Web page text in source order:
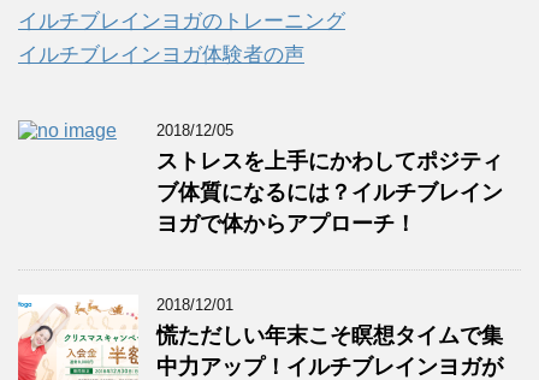
イルチブレインヨガのトレーニング
イルチブレインヨガ体験者の声
2018/12/05
ストレスを上手にかわしてポジティ
ブ体質になるには？イルチブレイン
ヨガで体からアプローチ！
2018/12/01
慌ただしい年末こそ瞑想タイムで集
中力アップ！イルチブレインヨガが